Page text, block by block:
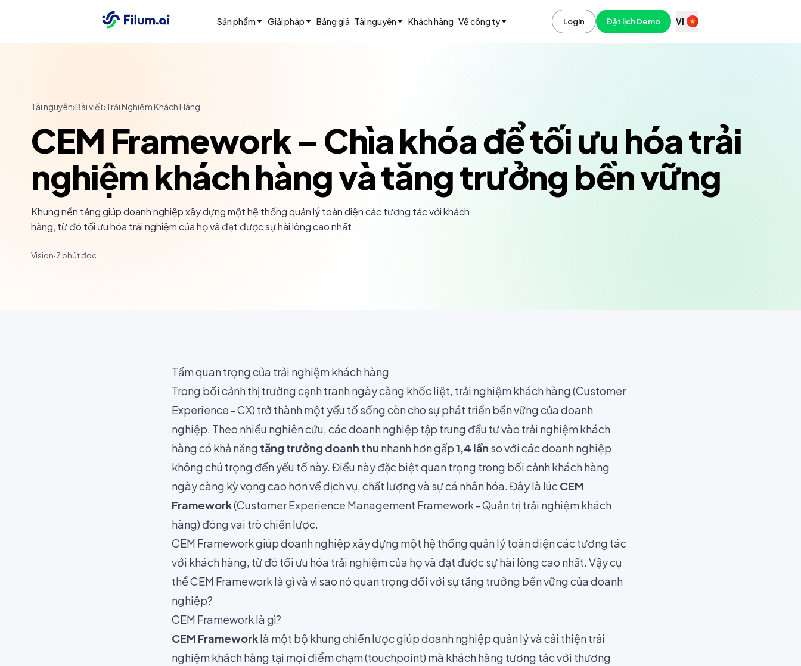
Sản phẩm Giải pháp Bảng giá Tài nguyên Khách hàng Về công ty Login Đặt lịch Demo VI
Tài nguyên›Bài viết›Trải Nghiệm Khách Hàng
CEM Framework – Chìa khóa để tối ưu hóa trải
nghiệm khách hàng và tăng trưởng bền vững
Khung nền tảng giúp doanh nghiệp xây dựng một hệ thống quản lý toàn diện các tương tác với khách
hàng, từ đó tối ưu hóa trải nghiệm của họ và đạt được sự hài lòng cao nhất.
Vision·7 phút đọc
Tầm quan trọng của trải nghiệm khách hàng
Trong bối cảnh thị trường cạnh tranh ngày càng khốc liệt, trải nghiệm khách hàng (Customer
Experience - CX) trở thành một yếu tố sống còn cho sự phát triển bền vững của doanh
nghiệp. Theo nhiều nghiên cứu, các doanh nghiệp tập trung đầu tư vào trải nghiệm khách
hàng có khả năng tăng trưởng doanh thu nhanh hơn gấp1,4 lần so với các doanh nghiệp
không chú trọng đến yếu tố này. Điều này đặc biệt quan trọng trong bối cảnh khách hàng
ngày càng kỳ vọng cao hơn về dịch vụ, chất lượng và sự cá nhân hóa. Đây là lúcCEM
Framework(Customer Experience Management Framework - Quản trị trải nghiệm khách
hàng) đóng vai trò chiến lược.
CEM Framework giúp doanh nghiệp xây dựng một hệ thống quản lý toàn diện các tương tác
với khách hàng, từ đó tối ưu hóa trải nghiệm của họ và đạt được sự hài lòng cao nhất. Vậy cụ
thể CEM Framework là gì và vì sao nó quan trọng đối với sự tăng trưởng bền vững của doanh
nghiệp?
CEM Framework là gì?
CEM Frameworklà một bộ khung chiến lược giúp doanh nghiệp quản lý và cải thiện trải
nghiệm khách hàng tại mọi điểm chạm (touchpoint) mà khách hàng tương tác với thương